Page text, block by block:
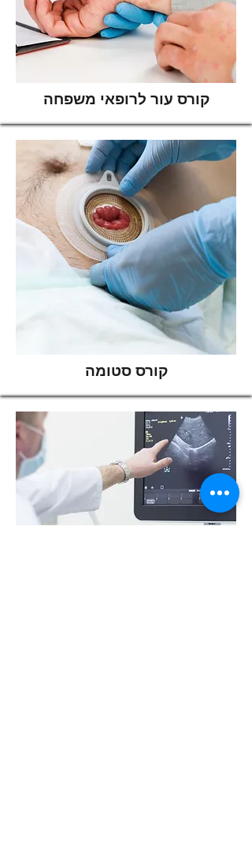
קורס עור לרופאי משפחה
קורס סטומה